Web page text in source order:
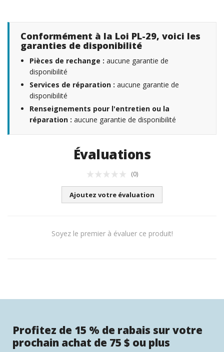
Conformément à la Loi PL-29, voici les
garanties de disponibilité
Pièces de rechange : aucune garantie de
disponibilité
Services de réparation : aucune garantie de
disponibilité
Renseignements pour l'entretien ou la
réparation : aucune garantie de disponibilité
Évaluations
(0)
Ajoutez votre évaluation
Soyez le premier à évaluer ce produit!
Profitez de 15 % de rabais sur votre
prochain achat de 75 $ ou plus